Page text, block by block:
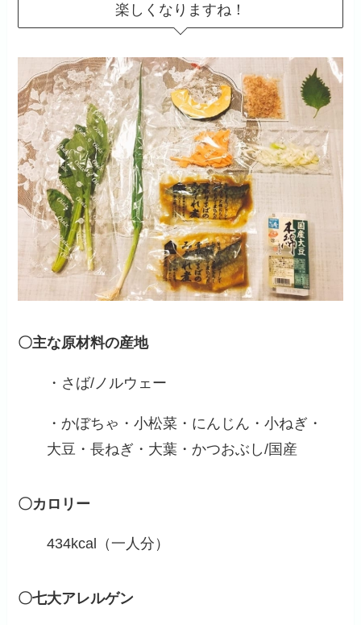
楽しくなりますね！
〇主な原材料の産地
・さば/ノルウェー
・かぼちゃ・小松菜・にんじん・小ねぎ・
大豆・長ねぎ・大葉・かつおぶし/国産
〇カロリー
434kcal（一人分）
〇七大アレルゲン